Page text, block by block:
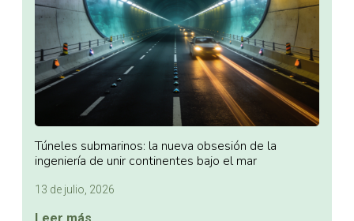
Túneles submarinos: la nueva obsesión de la
ingeniería de unir continentes bajo el mar
13 de julio, 2026